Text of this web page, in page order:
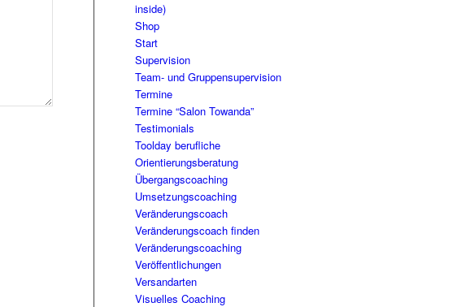
inside)
Shop
Start
Supervision
Team- und Gruppensupervision
Termine
Termine “Salon Towanda”
Testimonials
Toolday berufliche
Orientierungsberatung
Übergangscoaching
Umsetzungscoaching
Veränderungscoach
Veränderungscoach finden
Veränderungscoaching
Veröffentlichungen
Versandarten
Visuelles Coaching